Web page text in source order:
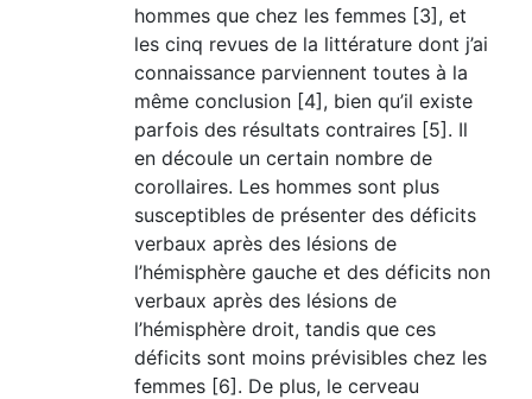
hommes que chez les femmes [3], et
les cinq revues de la littérature dont j’ai
connaissance parviennent toutes à la
même conclusion [4], bien qu’il existe
parfois des résultats contraires [5]. Il
en découle un certain nombre de
corollaires. Les hommes sont plus
susceptibles de présenter des déficits
verbaux après des lésions de
l’hémisphère gauche et des déficits non
verbaux après des lésions de
l’hémisphère droit, tandis que ces
déficits sont moins prévisibles chez les
femmes [6]. De plus, le cerveau